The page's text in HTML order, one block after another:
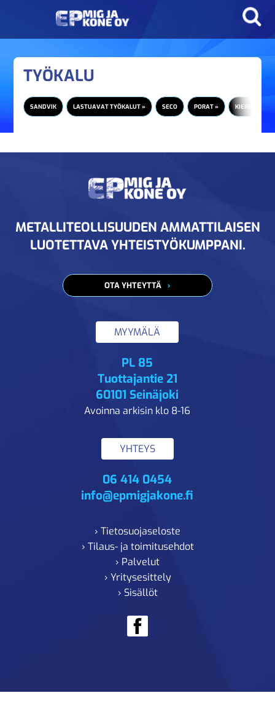
TYÖKALU
SANDVIK LASTUAVAT TYÖKALUT » SECO PORAT » KIERRETAPIT
METALLITEOLLISUUDEN AMMATTILAISEN
LUOTETTAVA YHTEISTYÖKUMPPANI.
OTA YHTEYTTÄ
MYYMÄLÄ
PL 85
Tuottajantie 21
60101 Seinäjoki
Avoinna arkisin klo 8-16
YHTEYS
06 414 0454
info@epmigjakone.fi
› Tietosuojaseloste
› Tilaus- ja toimitusehdot
› Palvelut
› Yritysesittely
› Sisällöt